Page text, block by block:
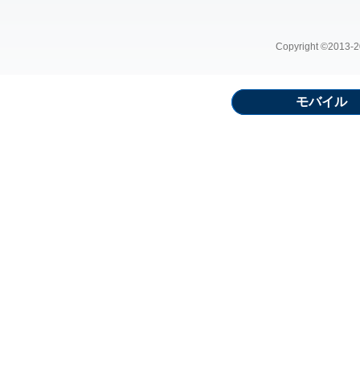
Copyright ©2013-
モバイル